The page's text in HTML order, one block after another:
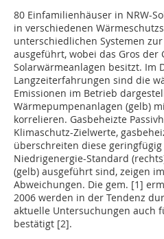
80 Einfamilienhäuser in NRW-
in verschiedenen
unterschiedlichen Systemen
ausgeführt, wobei das Gros der
Solarwärmeanlagen besitzt. Im
Langzeiterfahrungen sind die
Emissionen im Betrieb
Wärmepumpenanlagen (gelb)
korrelieren. Gasbeheizte
Klimaschutz-Zielwerte,
überschreiten diese
Niedrigenergie-Standard
(gelb) ausgeführt sind, zeigen
Abweichungen. Die gem. [1]
2006 werden in der Tendenz
aktuelle Untersuchungen auch
bestätigt [2].